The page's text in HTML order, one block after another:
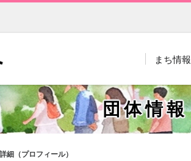
まち情報
団体情報
詳細（プロフィール）